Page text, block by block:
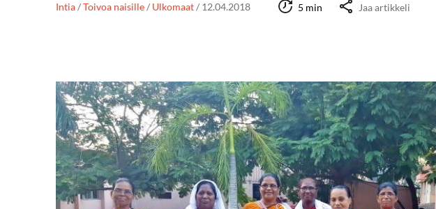
Intia/Toivoa naisille/ Ulkomaat/ 12.04.2018 5 min Jaa artikkeli